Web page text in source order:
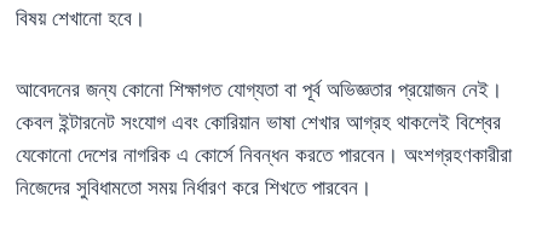
বিষয় শেখানো হবে।
আবেদনের জন্য কোনো শিক্ষাগত যোগ্যতা বা পূর্ব অভিজ্ঞতার প্রয়োজন নেই।
কেবল ইন্টারনেট সংযোগ এবং কোরিয়ান ভাষা শেখার আগ্রহ থাকলেই বিশ্বের
যেকোনো দেশের নাগরিক এ কোর্সে নিবন্ধন করতে পারবেন। অংশগ্রহণকারীরা
নিজেদের সুবিধামতো সময় নির্ধারণ করে শিখতে পারবেন।